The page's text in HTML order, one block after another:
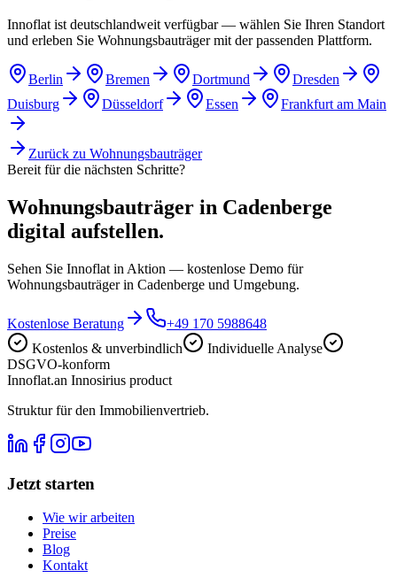
Innoflat ist deutschlandweit verfügbar — wählen Sie Ihren Standort
und erleben Sie Wohnungsbauträger mit der passenden Plattform.
Berlin Bremen Dortmund
Dresden
Duisburg
Düsseldorf Essen Frankfurt am Main
Zurück zu Wohnungsbauträger
Bereit für die nächsten Schritte?
Wohnungsbauträger in Cadenberge
digital aufstellen.
Sehen Sie Innoflat in Aktion — kostenlose Demo für
Wohnungsbauträger in Cadenberge und Umgebung.
Kostenlose Beratung
+49 170 5988648
Kostenlos & unverbindlich
Individuelle Analyse
DSGVO-konform
Innoflat.an Innosirius product
Struktur für den Immobilienvertrieb.
Jetzt starten
Wie wir arbeiten
Preise
Blog
Kontakt